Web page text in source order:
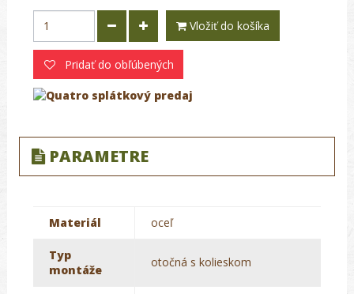
Vložiť do košíka
Pridať do obľúbených
PARAMETRE
Materiál oceľ
Typ
montáže
otočná s kolieskom